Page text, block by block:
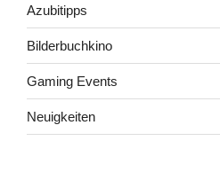
Azubitipps
Bilderbuchkino
Gaming Events
Neuigkeiten